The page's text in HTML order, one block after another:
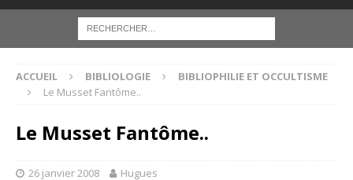
ACCUEIL BIBLIOLOGIE
BIBLIOPHILIE ET OCCULTISME
Le Musset Fantôme..
Le Musset Fantôme..
26 janvier 2008 Hugues